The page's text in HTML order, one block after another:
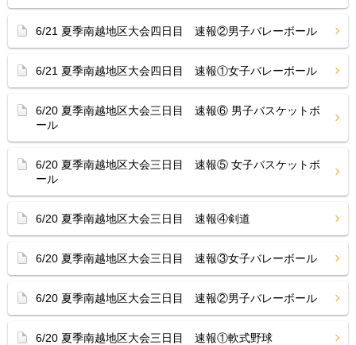
6/21 夏季南越地区大会四日目 速報②男子バレーボール
6/21 夏季南越地区大会四日目 速報①女子バレーボール
6/20 夏季南越地区大会三日目 速報⑥ 男子バスケットボ
ール
6/20 夏季南越地区大会三日目 速報⑤ 女子バスケットボ
ール
6/20 夏季南越地区大会三日目 速報④剣道
6/20 夏季南越地区大会三日目 速報③女子バレーボール
6/20 夏季南越地区大会三日目 速報②男子バレーボール
6/20 夏季南越地区大会三日目 速報①軟式野球